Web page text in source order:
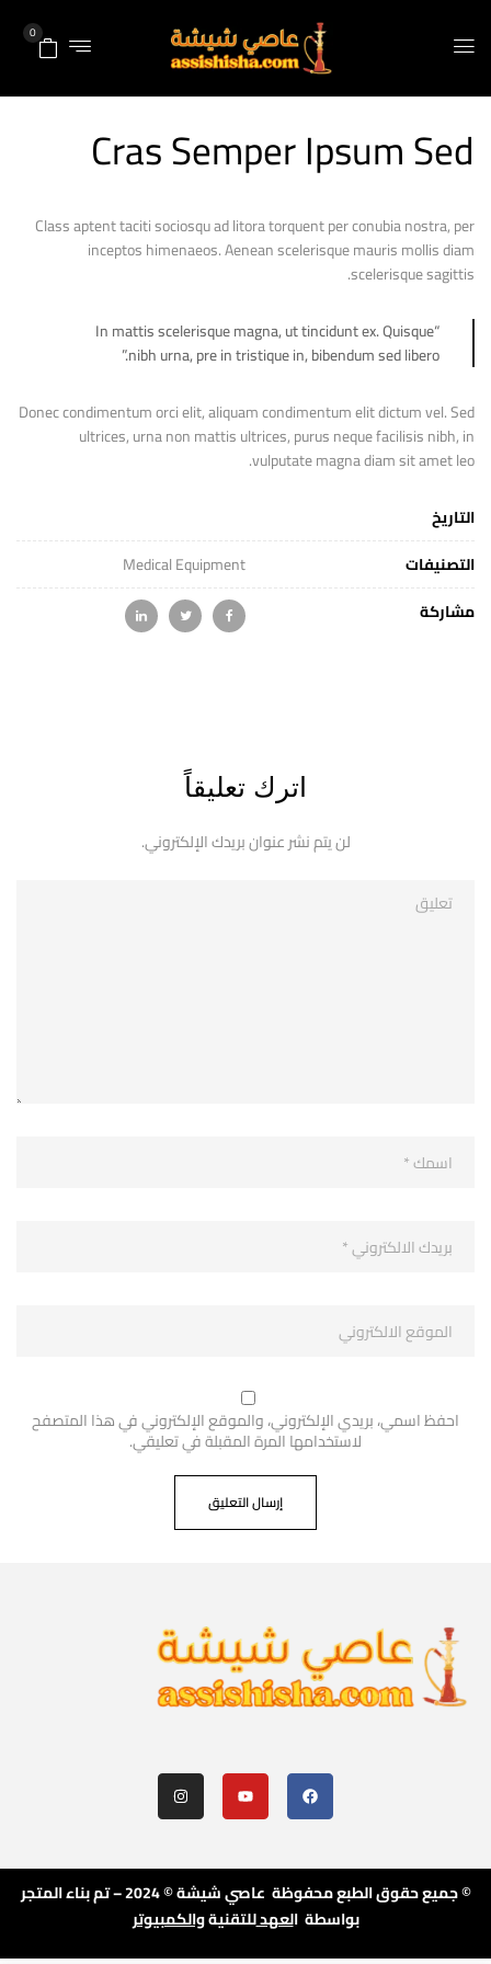
0
Cras Semper Ipsum Sed
Class aptent taciti sociosqu ad litora torquent per conubia nostra, per
inceptos himenaeos. Aenean scelerisque mauris mollis diam
scelerisque sagittis.
“In mattis scelerisque magna, ut tincidunt ex. Quisque
nibh urna, pre in tristique in, bibendum sed libero.”
Donec condimentum orci elit, aliquam condimentum elit dictum vel. Sed
ultrices, urna non mattis ultrices, purus neque facilisis nibh, in
vulputate magna diam sit amet leo.
التاريخ
التصنيفات
Medical Equipment
مشاركة
اترك تعليقاً
لن يتم نشر عنوان بريدك الإلكتروني.
احفظ اسمي، بريدي الإلكتروني، والموقع الإلكتروني في هذا المتصفح
لاستخدامها المرة المقبلة في تعليقي.
© جميع حقوق الطبع محفوظة عاصي شيشة © 2024 – تم بناء المتجر
بواسطة العهدللتقنيةوالكمبيوتر